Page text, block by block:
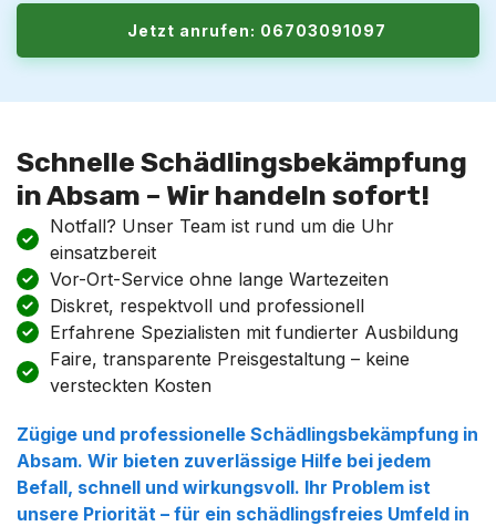
Jetzt anrufen: 06703091097
Schnelle Schädlingsbekämpfung
in Absam – Wir handeln sofort!
Notfall? Unser Team ist rund um die Uhr
einsatzbereit
Vor-Ort-Service ohne lange Wartezeiten
Diskret, respektvoll und professionell
Erfahrene Spezialisten mit fundierter Ausbildung
Faire, transparente Preisgestaltung – keine
versteckten Kosten
Zügige und professionelle Schädlingsbekämpfung in
Absam. Wir bieten zuverlässige Hilfe bei jedem
Befall, schnell und wirkungsvoll. Ihr Problem ist
unsere Priorität – für ein schädlingsfreies Umfeld in